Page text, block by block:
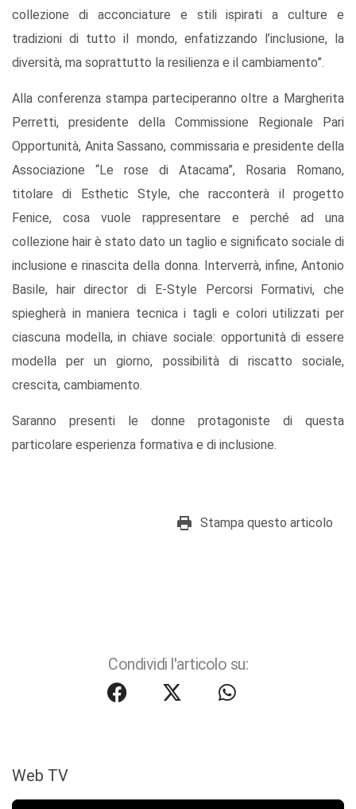
collezione di acconciature e stili ispirati a culture e
tradizioni di tutto il mondo, enfatizzando l’inclusione, la
diversità, ma soprattutto la resilienza e il cambiamento”.
Alla conferenza stampa parteciperanno oltre a Margherita
Perretti, presidente della Commissione Regionale Pari
Opportunità, Anita Sassano, commissaria e presidente della
Associazione “Le rose di Atacama”, Rosaria Romano,
titolare di Esthetic Style, che racconterà il progetto
Fenice, cosa vuole rappresentare e perché ad una
collezione hair è stato dato un taglio e significato sociale di
inclusione e rinascita della donna. Interverrà, infine, Antonio
Basile, hair director di E-Style Percorsi Formativi, che
spiegherà in maniera tecnica i tagli e colori utilizzati per
ciascuna modella, in chiave sociale: opportunità di essere
modella per un giorno, possibilità di riscatto sociale,
crescita, cambiamento.
Saranno presenti le donne protagoniste di questa
particolare esperienza formativa e di inclusione.
Stampa questo articolo
Condividi l'articolo su:
Web TV